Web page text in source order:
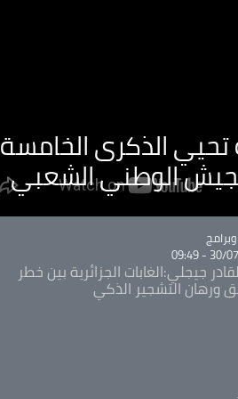
تحيي الذكرى الخامسة
الوطني الشعبي
30/07/
جيجلي:الغابات الجزائرية بين خطر
ورهان التشجير الذكي